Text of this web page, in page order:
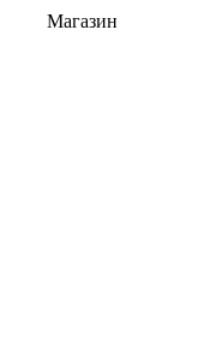
Магазин